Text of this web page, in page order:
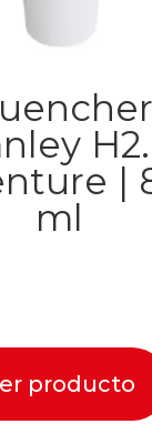
|
ml
producto